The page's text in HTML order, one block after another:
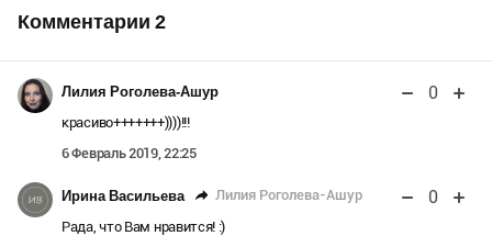
Комментарии 2
Лилия Роголева-Ашур 0
красиво+++++++))))!!!
6 Февраль 2019, 22:25
Ирина Васильева Лилия Роголева-Ашур 0
Рада, что Вам нравится! :)